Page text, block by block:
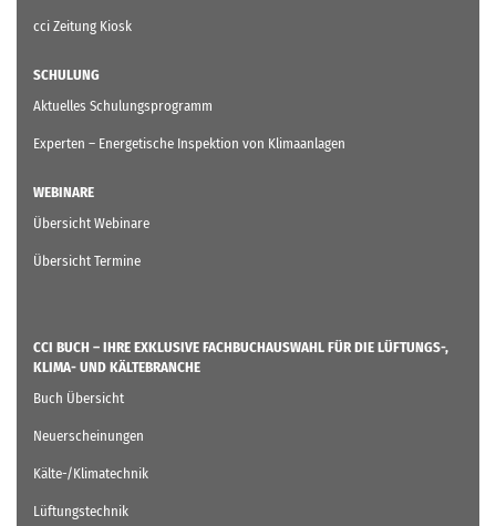
cci Zeitung Kiosk
SCHULUNG
Aktuelles Schulungsprogramm
Experten – Energetische Inspektion von Klimaanlagen
WEBINARE
Übersicht Webinare
Übersicht Termine
CCI BUCH – IHRE EXKLUSIVE FACHBUCHAUSWAHL FÜR DIE LÜFTUNGS-,
KLIMA- UND KÄLTEBRANCHE
Buch Übersicht
Neuerscheinungen
Kälte-/Klimatechnik
Lüftungstechnik